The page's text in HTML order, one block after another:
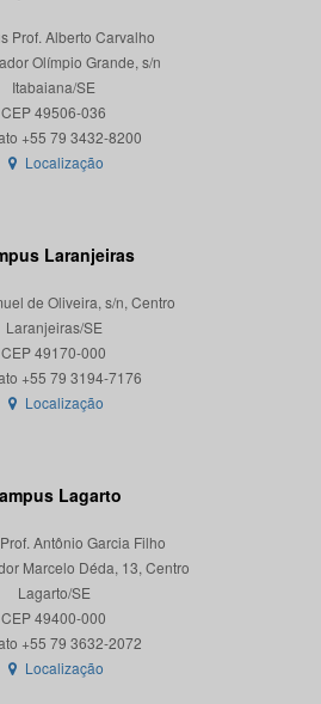
Prof. Alberto Carvalho
Olímpio Grande, s/n
Itabaiana/SE
CEP 49506-036
Localização
Laranjeiras
de Oliveira, s/n, Centro
Laranjeiras/SE
CEP 49170-000
Localização
Lagarto
Antônio Garcia Filho
Marcelo Déda, 13, Centro
Lagarto/SE
CEP 49400-000
Localização